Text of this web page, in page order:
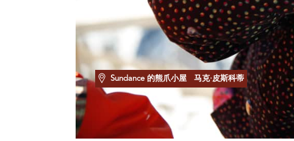
Sundance 的熊爪小屋 马克·皮斯科蒂